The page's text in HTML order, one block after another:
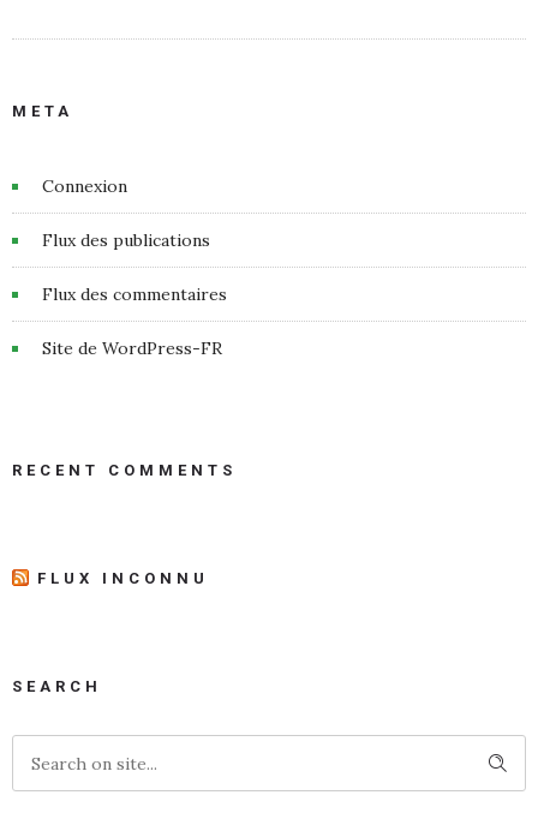
META
Connexion
Flux des publications
Flux des commentaires
Site de WordPress-FR
RECENT COMMENTS
FLUX INCONNU
SEARCH